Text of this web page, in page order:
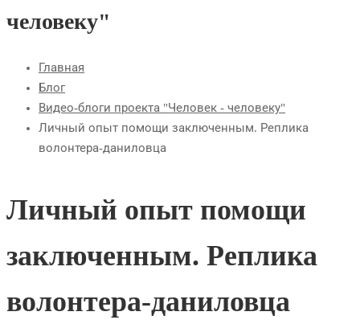
человеку"
Главная
Блог
Видео-блоги проекта "Человек - человеку"
Личный опыт помощи заключенным. Реплика
волонтера-даниловца
Личный опыт помощи
заключенным. Реплика
волонтера-даниловца